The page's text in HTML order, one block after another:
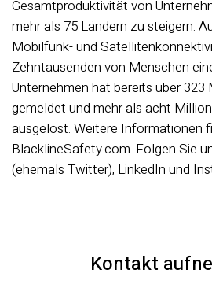
Gesamtproduktivität von
mehr als 75 Ländern zu steigern.
Mobilfunk- und
Zehntausenden von Menschen
Unternehmen hat bereits über
gemeldet und mehr als acht
ausgelöst. Weitere Informationen
BlacklineSafety.com. Folgen Sie
(ehemals Twitter), LinkedIn und
Kontakt